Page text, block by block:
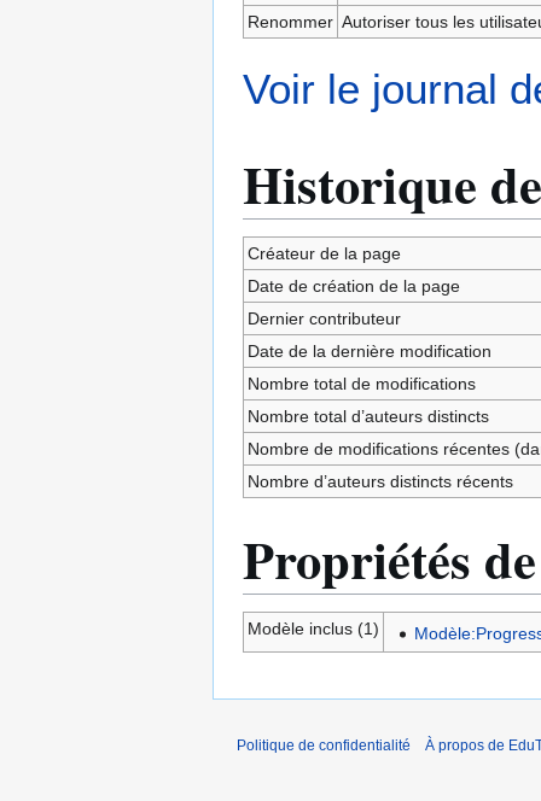
Renommer Autoriser tous les
Voir le journal
Historique
Créateur de la page
Date de création de la page
Dernier contributeur
Date de la dernière modification
Nombre total de modifications
Nombre total d’auteurs distincts
Nombre de modifications récentes
Nombre d’auteurs distincts récents
Propriétés
Modèle inclus (1)
Politique de confidentialité À propos de